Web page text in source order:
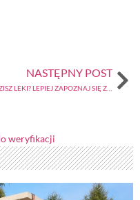
NASTĘPNY POST
WOZISZ LEKI? LEPIEJ ZAPOZNAJ SIĘ Z TYM OBWIESZCZENIEM, BO MANDATY NIE SĄ MAŁE